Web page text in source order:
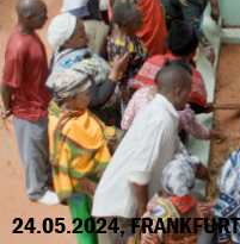
24.05.2024, FRANKFURT